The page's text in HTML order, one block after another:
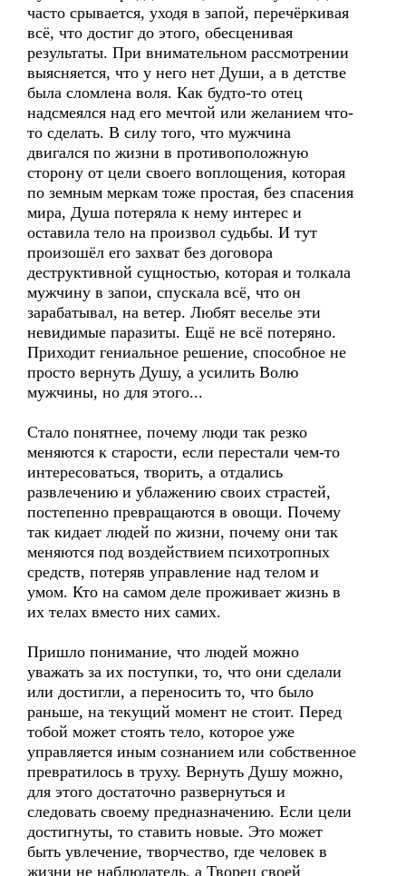
часто срывается, уходя в запой, перечёркивая
всё, что достиг до этого, обесценивая
результаты. При внимательном рассмотрении
выясняется, что у него нет Души, а в детстве
была сломлена воля. Как будто-то отец
надсмеялся над его мечтой или желанием что-
то сделать. В силу того, что мужчина
двигался по жизни в противоположную
сторону от цели своего воплощения, которая
по земным меркам тоже простая, без спасения
мира, Душа потеряла к нему интерес и
оставила тело на произвол судьбы. И тут
произошёл его захват без договора
деструктивной сущностью, которая и толкала
мужчину в запои, спускала всё, что он
зарабатывал, на ветер. Любят веселье эти
невидимые паразиты. Ещё не всё потеряно.
Приходит гениальное решение, способное не
просто вернуть Душу, а усилить Волю
мужчины, но для этого...
Стало понятнее, почему люди так резко
меняются к старости, если перестали чем-то
интересоваться, творить, а отдались
развлечению и ублажению своих страстей,
постепенно превращаются в овощи. Почему
так кидает людей по жизни, почему они так
меняются под воздействием психотропных
средств, потеряв управление над телом и
умом. Кто на самом деле проживает жизнь в
их телах вместо них самих.
Пришло понимание, что людей можно
уважать за их поступки, то, что они сделали
или достигли, а переносить то, что было
раньше, на текущий момент не стоит. Перед
тобой может стоять тело, которое уже
управляется иным сознанием или собственное
превратилось в труху. Вернуть Душу можно,
для этого достаточно развернуться и
следовать своему предназначению. Если цели
достигнуты, то ставить новые. Это может
быть увлечение, творчество, где человек в
жизни не наблюдатель, а Творец своей